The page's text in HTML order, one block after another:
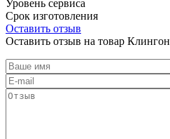
Уровень сервиса
Срок изготовления
Оставить отзыв
Оставить отзыв на товар Клингон